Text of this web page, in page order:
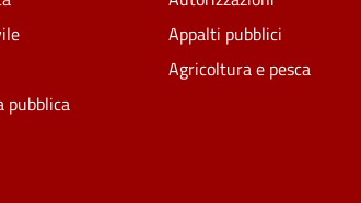
pubblica
Appalti pubblici
Agricoltura e pesca